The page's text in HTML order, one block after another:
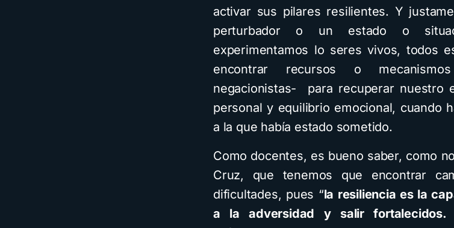
activar sus pilares resilientes. Y
perturbador o un estado o
experimentamos lo seres vivos, todos
encontrar recursos o
negacionistas- para recuperar nuestro
personal y equilibrio emocional, cuando
a la que había estado sometido.
Como docentes, es bueno saber, como
Cruz, que tenemos que encontrar
dificultades, pues “la resiliencia es la
a la adversidad y salir fortalecidos.